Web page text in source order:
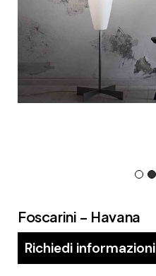
Foscarini – Havana
Richiedi informazioni